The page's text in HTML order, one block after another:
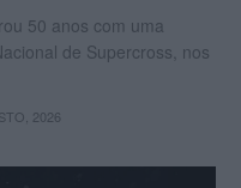
50 anos com uma
de Supercross, nos
2026